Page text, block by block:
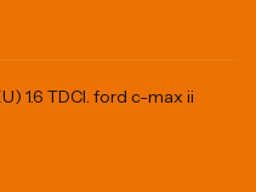
1.6 TDCI. ford c-max ii